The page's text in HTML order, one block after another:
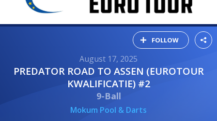
FOLLOW
August 17, 2025
PREDATOR ROAD TO ASSEN (EUROTOUR
KWALIFICATIE) #2
9-Ball
Mokum Pool & Darts